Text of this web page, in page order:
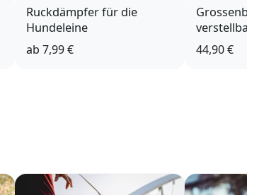
Ruckdämpfer für die
Hundeleine
ab 7,99 €
verstellbare
eingefasst
44,90 €